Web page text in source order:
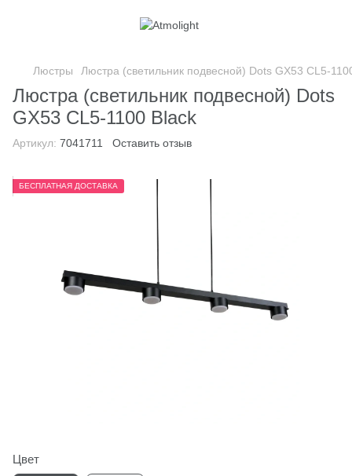
Люстры Люстра (светильник подвесной) Dots GX53 СL5-
Люстра (светильник подвесной) Dots
GX53 СL5-1100 Black
Артикул: 7041711 Оставить отзыв
БЕСПЛАТНАЯ ДОСТАВКА
Цвет